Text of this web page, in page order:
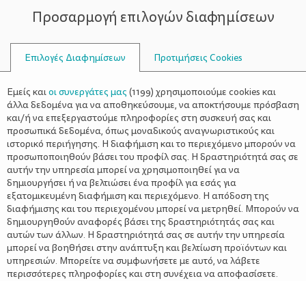
ΣΥΜΒΟΥΛΟΙ
COOKIES
Προσαρμογή επιλογών διαφημίσεων
Επιλογές Διαφημίσεων Προτιμήσεις Cookies
Εμείς καιοι συνεργάτες μας (1199) χρησιμοποιούμε cookies και
άλλα δεδομένα για να αποθηκεύσουμε, να αποκτήσουμε πρόσβαση
και/ή να επεξεργαστούμε πληροφορίες στη συσκευή σας και
προσωπικά δεδομένα, όπως μοναδικούς αναγνωριστικούς και
ιστορικό περιήγησης. Η διαφήμιση και το περιεχόμενο μπορούν να
προσωποποιηθούν βάσει του προφίλ σας. Η δραστηριότητά σας σε
αυτήν την υπηρεσία μπορεί να χρησιμοποιηθεί για να
δημιουργήσει ή να βελτιώσει ένα προφίλ για εσάς για
εξατομικευμένη διαφήμιση και περιεχόμενο. Η απόδοση της
διαφήμισης και του περιεχομένου μπορεί να μετρηθεί. Μπορούν να
δημιουργηθούν αναφορές βάσει της δραστηριότητάς σας και
αυτών των άλλων. Η δραστηριότητά σας σε αυτήν την υπηρεσία
μπορεί να βοηθήσει στην ανάπτυξη και βελτίωση προϊόντων και
υπηρεσιών. Μπορείτε να συμφωνήσετε με αυτό, να λάβετε
περισσότερες πληροφορίες και στη συνέχεια να αποφασίσετε.